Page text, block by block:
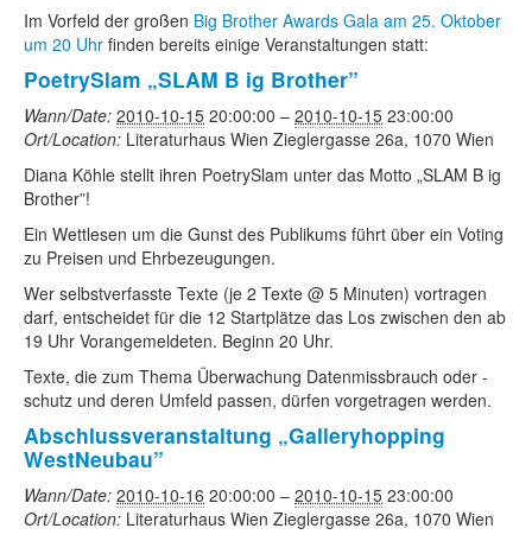
Im Vorfeld der großen Big Brother Awards Gala am 25. Oktober
um 20 Uhr finden bereits einige Veranstaltungen statt:
PoetrySlam „SLAM B ig Brother”
Wann/Date: 2010-10-15 20:00:00 – 2010-10-15 23:00:00
Ort/Location: Literaturhaus Wien Zieglergasse 26a, 1070 Wien
Diana Köhle stellt ihren PoetrySlam unter das Motto „SLAM B ig
Brother”!
Ein Wettlesen um die Gunst des Publikums führt über ein Voting
zu Preisen und Ehrbezeugungen.
Wer selbstverfasste Texte (je 2 Texte @ 5 Minuten) vortragen
darf, entscheidet für die 12 Startplätze das Los zwischen den ab
19 Uhr Vorangemeldeten. Beginn 20 Uhr.
Texte, die zum Thema Überwachung Datenmissbrauch oder -
schutz und deren Umfeld passen, dürfen vorgetragen werden.
Abschlussveranstaltung „Galleryhopping
WestNeubau”
Wann/Date: 2010-10-16 20:00:00 – 2010-10-15 23:00:00
Ort/Location: Literaturhaus Wien Zieglergasse 26a, 1070 Wien